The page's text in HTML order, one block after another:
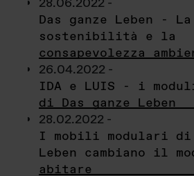
Das ganze Leben - La
sostenibilità e la
consapevolezza
26.04.2022 -
IDA e LUIS - i
di Das ganze Leben
28.02.2022 -
I mobili modulari di
Leben cambiano il
abitare